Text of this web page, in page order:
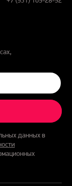
данных в